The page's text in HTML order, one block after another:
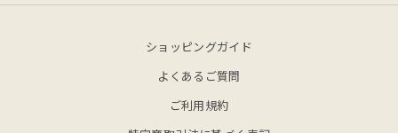
ショッピングガイド
よくあるご質問
ご利用規約